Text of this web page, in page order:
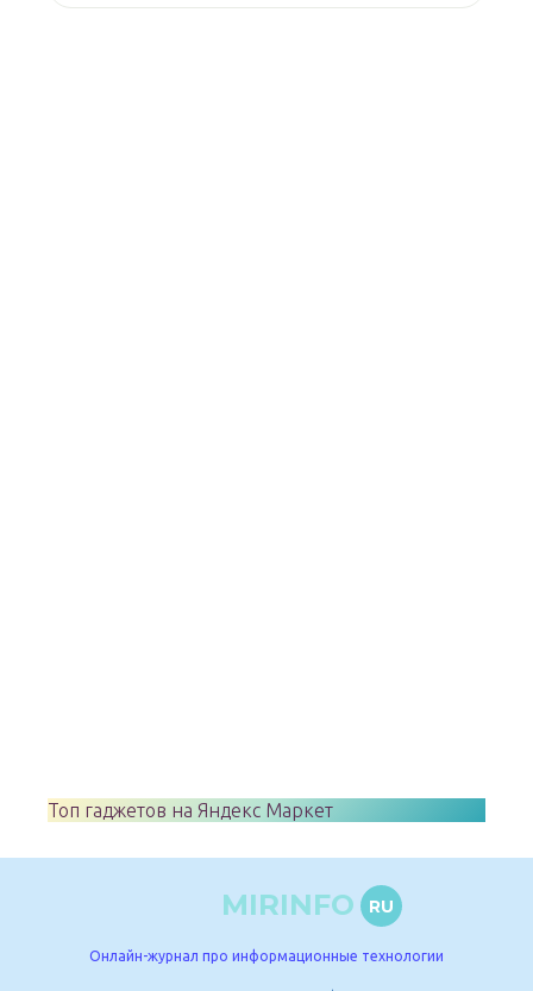
Топ гаджетов на Яндекс Маркет
MIRINFO RU
Онлайн-журнал про информационные технологии